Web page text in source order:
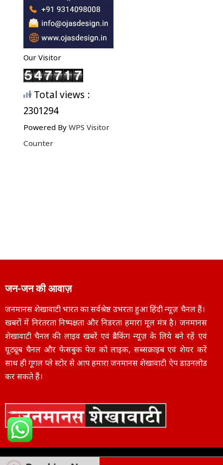
Our Visitor
Total views :
2301294
Powered By WPS Visitor
Counter
जन-जन की आवाज़
जनमानस शेखावाटी भारत का सर्वश्रेष्ठ उभरता हुआ हिंदी न्यूज़ चैनल हैं।
खबरों में निरंतरता निष्पक्षता और निडरता हमारा मूल मंत्र है। जनमानस
शेखावाटी चैनल की लाइव खबरें एवं ब्रैकिंग न्यूज़ के लिये बने रहें एवं
यूट्यूब चैनल और फेसबुक पेज को लाइक, सब्सक्राइब एवं शेयर करें
साथ ही गूगल प्ले स्टोर से आप हमारा जनमानस शेखावाटी ऐप डाउनलोड
कर सकते हैं।
Copyright © 2025janmanasshekhawati.com